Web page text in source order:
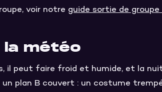
voir notre guide sortie de groupe
la météo
il peut faire froid et humide, et la
plan B couvert : un costume